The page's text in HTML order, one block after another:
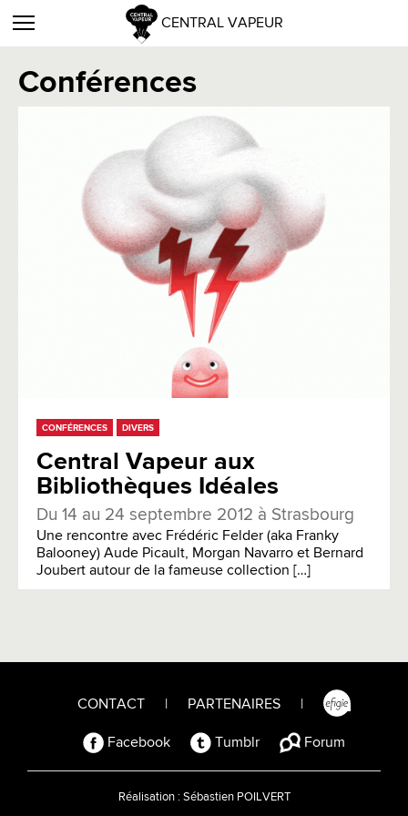
CENTRAL VAPEUR
Conférences
CONFÉRENCES DIVERS
Central Vapeur aux
Bibliothèques Idéales
Du 14 au 24 septembre 2012 à Strasbourg
Une rencontre avec Frédéric Felder (aka Franky
Balooney) Aude Picault, Morgan Navarro et Bernard
Joubert autour de la fameuse collection […]
CONTACT PARTENAIRES
Facebook Tumblr Forum
Réalisation : Sébastien POILVERT